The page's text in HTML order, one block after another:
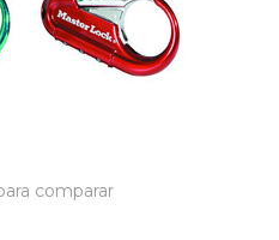
comparar